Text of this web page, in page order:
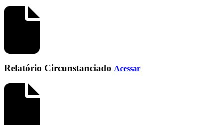
Relatório Circunstanciado Acessar